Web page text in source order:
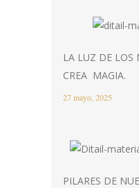
LA LUZ DE LOS
CREA MAGIA.
27 mayo, 2025
PILARES DE